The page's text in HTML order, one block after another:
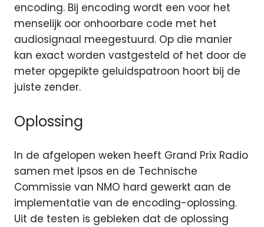
encoding. Bij encoding wordt een voor het
menselijk oor onhoorbare code met het
audiosignaal meegestuurd. Op die manier
kan exact worden vastgesteld of het door de
meter opgepikte geluidspatroon hoort bij de
juiste zender.
Oplossing
In de afgelopen weken heeft Grand Prix Radio
samen met Ipsos en de Technische
Commissie van NMO hard gewerkt aan de
implementatie van de encoding-oplossing.
Uit de testen is gebleken dat de oplossing